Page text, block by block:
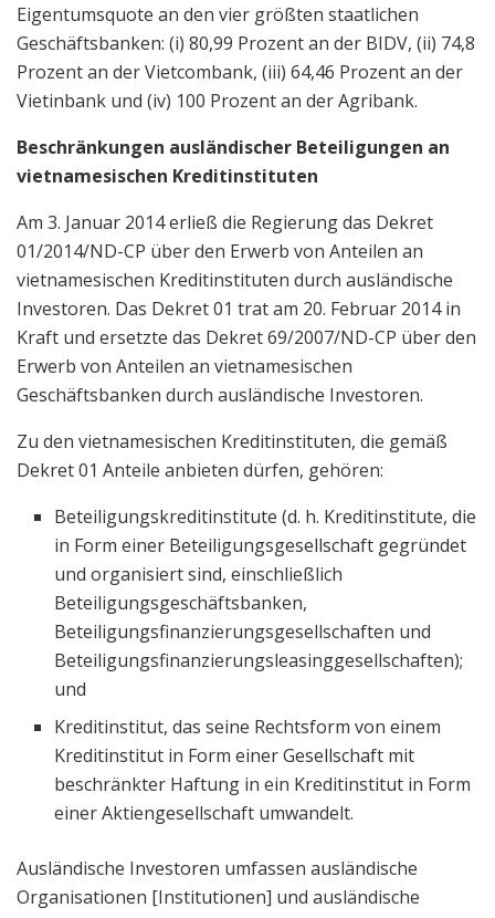
Eigentumsquote an den vier größten staatlichen
Geschäftsbanken: (i) 80,99 Prozent an der BIDV, (ii) 74,8
Prozent an der Vietcombank, (iii) 64,46 Prozent an der
Vietinbank und (iv) 100 Prozent an der Agribank.
Beschränkungen ausländischer Beteiligungen an
vietnamesischen Kreditinstituten
Am 3. Januar 2014 erließ die Regierung das Dekret
01/2014/ND-CP über den Erwerb von Anteilen an
vietnamesischen Kreditinstituten durch ausländische
Investoren. Das Dekret 01 trat am 20. Februar 2014 in
Kraft und ersetzte das Dekret 69/2007/ND-CP über den
Erwerb von Anteilen an vietnamesischen
Geschäftsbanken durch ausländische Investoren.
Zu den vietnamesischen Kreditinstituten, die gemäß
Dekret 01 Anteile anbieten dürfen, gehören:
Beteiligungskreditinstitute (d. h. Kreditinstitute, die
in Form einer Beteiligungsgesellschaft gegründet
und organisiert sind, einschließlich
Beteiligungsgeschäftsbanken,
Beteiligungsfinanzierungsgesellschaften und
Beteiligungsfinanzierungsleasinggesellschaften);
und
Kreditinstitut, das seine Rechtsform von einem
Kreditinstitut in Form einer Gesellschaft mit
beschränkter Haftung in ein Kreditinstitut in Form
einer Aktiengesellschaft umwandelt.
Ausländische Investoren umfassen ausländische
Organisationen [Institutionen] und ausländische